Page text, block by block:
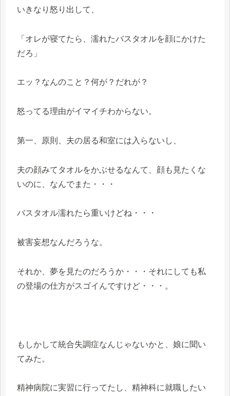
いきなり怒り出して、
「オレが寝てたら、濡れたバスタオルを顔にかけた
だろ」
エッ？なんのこと？何が？だれが？
怒ってる理由がイマイチわからない。
第一、原則、夫の居る和室には入らないし、
夫の顔みてタオルをかぶせるなんて、顔も見たくな
いのに、なんでまた・・・
バスタオル濡れたら重いけどね・・・
被害妄想なんだろうな。
それか、夢を見たのだろうか・・・それにしても私
の登場の仕方がスゴイんですけど・・・。
もしかして統合失調症なんじゃないかと、娘に聞い
てみた。
精神病院に実習に行ってたし、精神科に就職したい